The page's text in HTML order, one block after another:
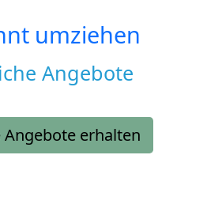
umziehen
Angebote
Angebote erhalten